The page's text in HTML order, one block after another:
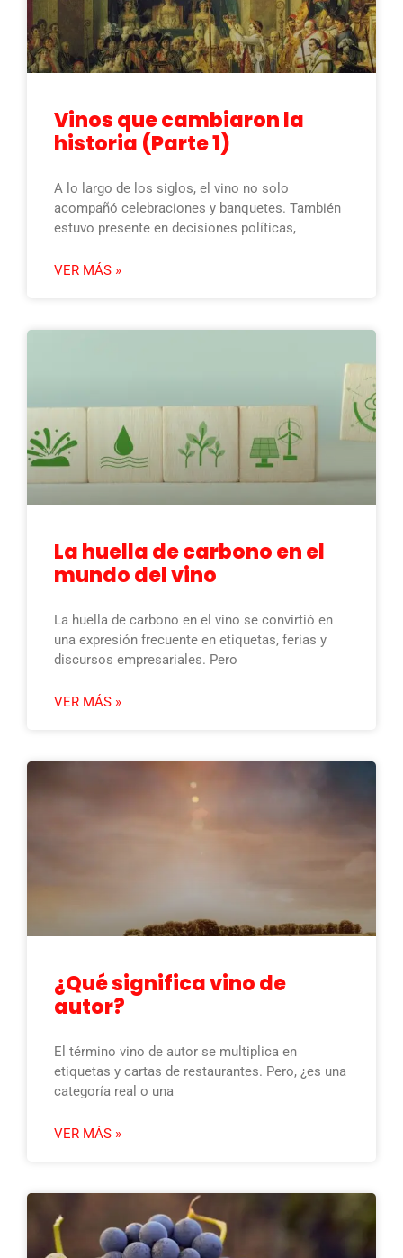
Vinos que cambiaron la
historia (Parte 1)
A lo largo de los siglos, el vino no solo
acompañó celebraciones y banquetes. También
estuvo presente en decisiones políticas,
VER MÁS »
La huella de carbono en el
mundo del vino
La huella de carbono en el vino se convirtió en
una expresión frecuente en etiquetas, ferias y
discursos empresariales. Pero
VER MÁS »
¿Qué significa vino de
autor?
El término vino de autor se multiplica en
etiquetas y cartas de restaurantes. Pero, ¿es una
categoría real o una
VER MÁS »